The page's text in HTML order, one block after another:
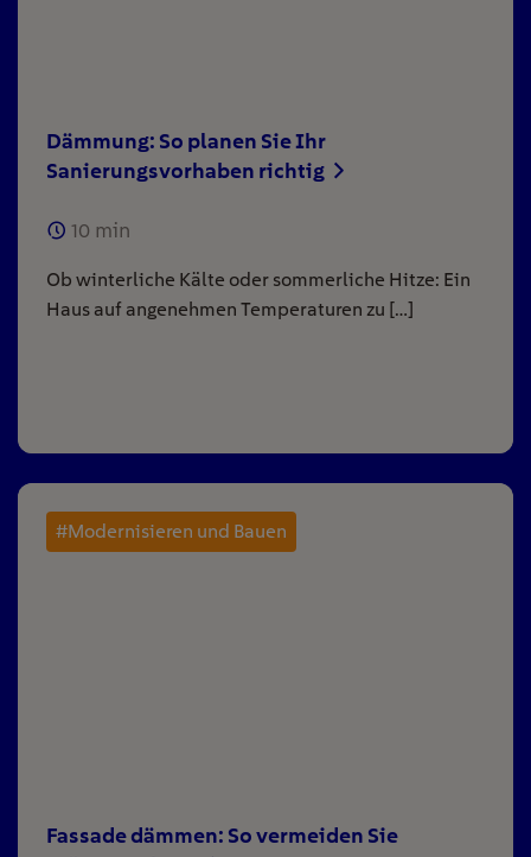
Dämmung: So planen Sie Ihr
Sanierungsvorhaben richtig
10 min
Ob winterliche Kälte oder sommerliche Hitze: Ein
Haus auf angenehmen Temperaturen zu […]
#Modernisieren und Bauen
Fassade dämmen: So vermeiden Sie